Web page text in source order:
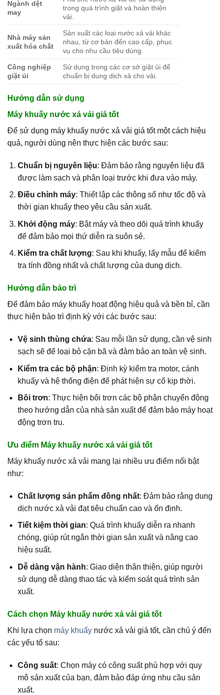
Ngành dệt
may
trong quá trình giặt và hoàn thiện
vải.
Nhà máy sản
xuất hóa chất
Sản xuất các loại nước xả vải khác
nhau, từ cơ bản đến cao cấp, phục
vụ cho nhu cầu tiêu dùng.
Công nghiệp
giặt ủi
Sử dụng trong các cơ sở giặt ủi để
chuẩn bị dung dịch xả cho vải.
Hướng dẫn sử dụng
Máy khuấy nước xả vải giá tốt
Để sử dụng máy khuấy nước xả vải giá tốt một cách hiệu
quả, người dùng nên thực hiện các bước sau:
Chuẩn bị nguyên liệu: Đảm bảo rằng nguyên liệu đã
được làm sạch và phân loại trước khi đưa vào máy.
Điều chỉnh máy: Thiết lập các thông số như tốc độ và
thời gian khuấy theo yêu cầu sản xuất.
Khởi động máy: Bật máy và theo dõi quá trình khuấy
để đảm bảo mọi thứ diễn ra suôn sẻ.
Kiểm tra chất lượng: Sau khi khuấy, lấy mẫu để kiểm
tra tính đồng nhất và chất lượng của dung dịch.
Hướng dẫn bảo trì
Để đảm bảo máy khuấy hoạt động hiệu quả và bền bỉ, cần
thực hiện bảo trì định kỳ với các bước sau:
Vệ sinh thùng chứa: Sau mỗi lần sử dụng, cần vệ sinh
sạch sẽ để loại bỏ cặn bã và đảm bảo an toàn vệ sinh.
Kiểm tra các bộ phận: Định kỳ kiểm tra motor, cánh
khuấy và hệ thống điện để phát hiện sự cố kịp thời.
Bôi trơn: Thực hiện bôi trơn các bộ phận chuyển động
theo hướng dẫn của nhà sản xuất để đảm bảo máy hoạt
động trơn tru.
Ưu điểm Máy khuấy nước xả vải giá tốt
Máy khuấy nước xả vải mang lại nhiều ưu điểm nổi bật
như:
Chất lượng sản phẩm đồng nhất: Đảm bảo rằng dung
dịch nước xả vải đạt tiêu chuẩn cao và ổn định.
Tiết kiệm thời gian: Quá trình khuấy diễn ra nhanh
chóng, giúp rút ngắn thời gian sản xuất và nâng cao
hiệu suất.
Dễ dàng vận hành: Giao diện thân thiện, giúp người
sử dụng dễ dàng thao tác và kiểm soát quá trình sản
xuất.
Cách chọn Máy khuấy nước xả vải giá tốt
Khi lựa chọn máy khuấy nước xả vải giá tốt, cần chú ý đến
các yếu tố sau:
Công suất: Chọn máy có công suất phù hợp với quy
mô sản xuất của bạn, đảm bảo đáp ứng nhu cầu sản
xuất.